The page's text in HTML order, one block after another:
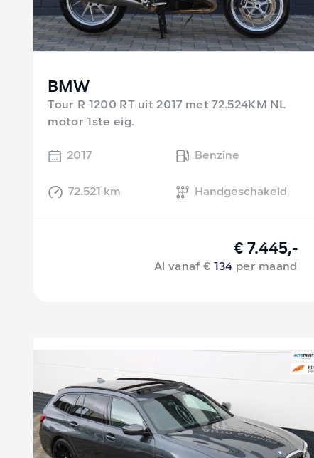
BMW
Tour R 1200 RT uit 2017 met 72.524KM NL
motor 1ste eig.
2017
Benzine
72.521 km Handgeschakeld
€ 7.445,-
Al vanaf € 134 per maand